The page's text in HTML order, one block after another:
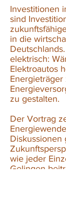
Investitionen
sind
in die
elektrisch:
Elektroautos
zu gestalten.
Der Vortrag
Diskussionen
wie jeder
Gelingen